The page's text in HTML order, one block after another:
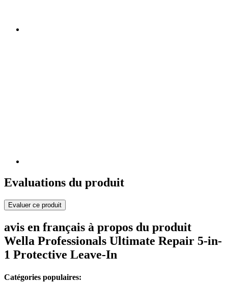
Evaluations du produit
Evaluer ce produit
avis en français à propos du produit
Wella Professionals Ultimate Repair 5-in-
1 Protective Leave-In
Catégories populaires: